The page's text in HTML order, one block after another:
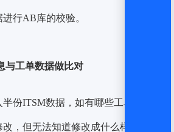
行AB库的校验。
与工单数据做比对
半份ITSM数据，如有哪些工单、哪
，但无法知道修改成什么样；因